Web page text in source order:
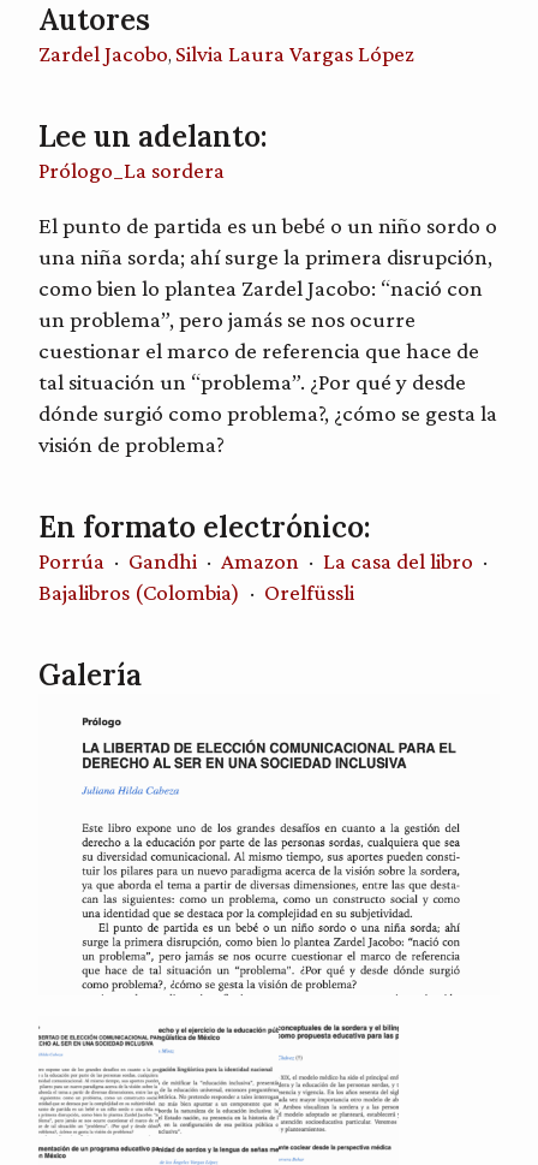
Autores
Zardel Jacobo, Silvia Laura Vargas López
Lee un adelanto:
Prólogo_La sordera
El punto de partida es un bebé o un niño sordo o
una niña sorda; ahí surge la primera disrupción,
como bien lo plantea Zardel Jacobo: “nació con
un problema”, pero jamás se nos ocurre
cuestionar el marco de referencia que hace de
tal situación un “problema”. ¿Por qué y desde
dónde surgió como problema?, ¿cómo se gesta la
visión de problema?
En formato electrónico:
Porrúa · Gandhi · Amazon · La casa del libro ·
Bajalibros (Colombia) · Orelfüssli
Galería